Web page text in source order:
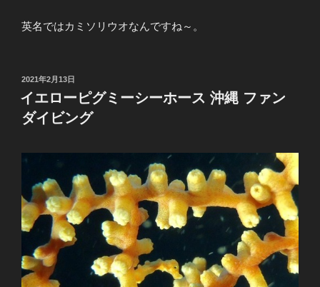
英名ではカミソリウオなんですね～。
投
稿
日:
2021年2月13日
イエローピグミーシーホース 沖縄 ファン
ダイビング